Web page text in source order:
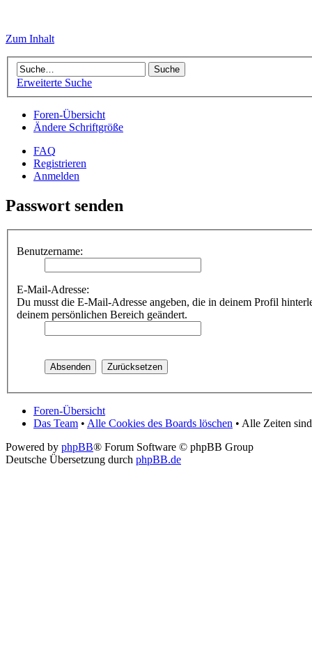
Zum Inhalt
Erweiterte Suche
Foren-Übersicht
Ändere Schriftgröße
FAQ
Registrieren
Anmelden
Passwort senden
Benutzername:
E-Mail-Adresse:
Du musst die E-Mail-Adresse angeben, die in deinem Profil
deinem persönlichen Bereich geändert.
Foren-Übersicht
Das Team • Alle Cookies des Boards löschen • Alle Zeiten
Powered by phpBB® Forum Software © phpBB Group
Deutsche Übersetzung durch phpBB.de